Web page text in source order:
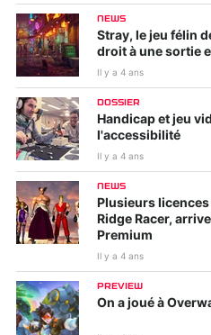
NEWS
Stray, le jeu félin
droit à une sortie
Il y a 4 ans
DOSSIER
Handicap et jeu
l'accessibilité
Il y a 4 ans
NEWS
Plusieurs
Ridge Racer,
Premium
Il y a 4 ans
PREVIEW
On a joué à